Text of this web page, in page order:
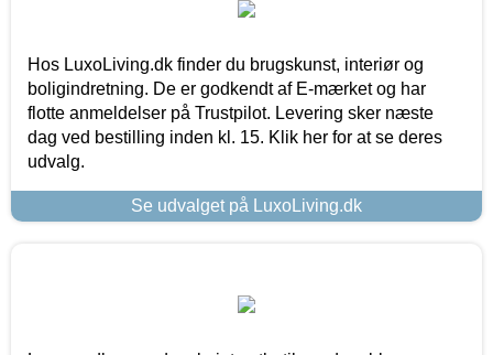
Hos LuxoLiving.dk finder du brugskunst, interiør og
boligindretning. De er godkendt af E-mærket og har
flotte anmeldelser på Trustpilot. Levering sker næste
dag ved bestilling inden kl. 15. Klik her for at se deres
udvalg.
Se udvalget på LuxoLiving.dk